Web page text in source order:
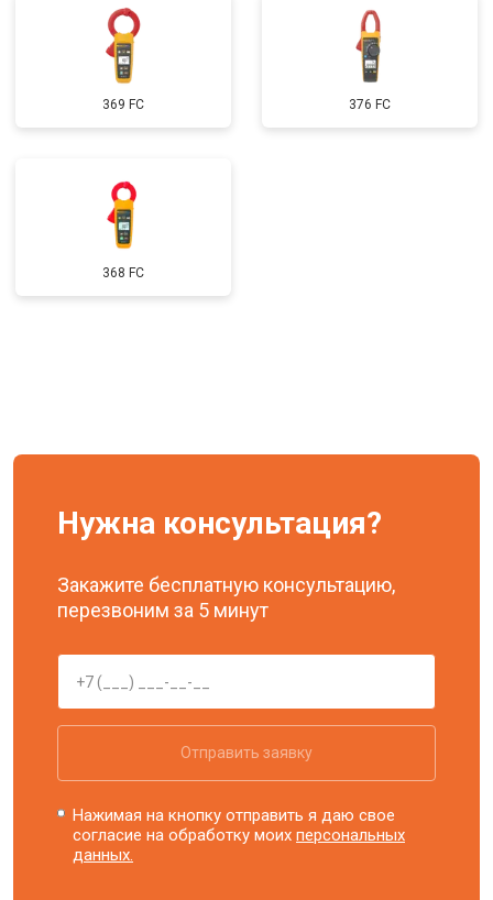
369 FC 376 FC
368 FC
Нужна консультация?
Закажите бесплатную консультацию,
перезвоним за 5 минут
Отправить заявку
Нажимая на кнопку отправить я даю свое
согласие на обработку моихперсональных
данных.